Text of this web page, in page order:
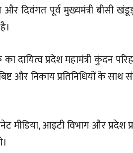
दिवंगत पूर्व मुख्यमंत्री बीसी
दायित्व प्रदेश महामंत्री कुंदन
और निकाय प्रतिनिधियों के साथ
मीडिया, आइटी विभाग और प्रदेश